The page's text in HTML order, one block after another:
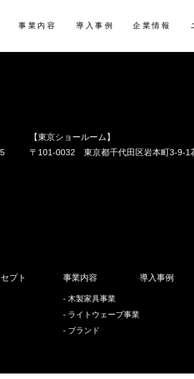
事業内容 導入事例 企業情報
【東京ショールーム】
〒101-0032 東京都千代田区岩本町3-9-1
プト 事業内容
木製家具事業
ライトウェーブ事業
ブランド
導入事例